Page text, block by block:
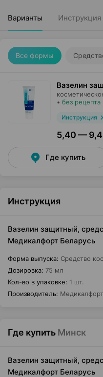
Варианты Инструкция
Все формы
Вазелин
• без рецепта
Инструкция
5,40 —
Где купить
Инструкция
Вазелин защитный,
Медикалфорт Беларусь
Форма выпуска: Средство
Дозировка: 75 мл
Кол-во в упаковке: 1 шт.
Производитель: Медикалфорт
Где купить Минск
Вазелин защитный,
Медикалфорт Беларусь